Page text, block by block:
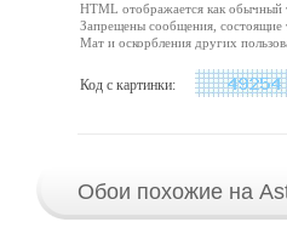
HTML отображается как обычный
Запрещены сообщения, состоящие
Мат и оскорбления других
Код с картинки:
Обои похожие на